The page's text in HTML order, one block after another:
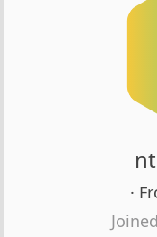
·
Joined